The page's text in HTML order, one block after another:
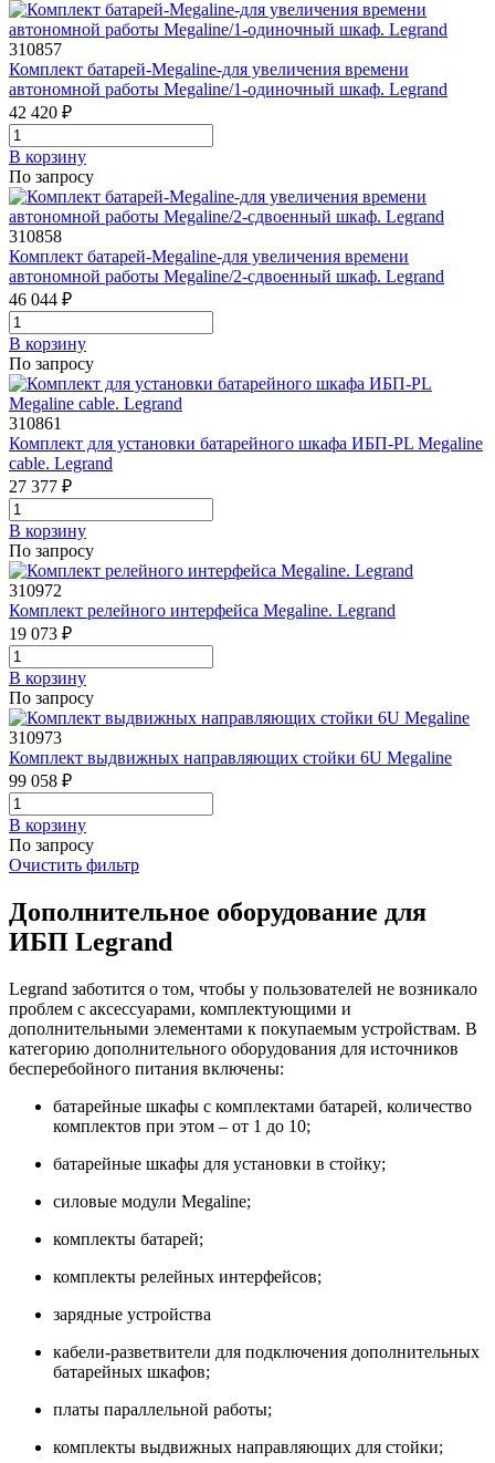
310857
Комплект батарей-Megaline-для увеличения времени
автономной работы Megaline/1-одиночный шкаф. Legrand
42 420 ₽
В корзинy
По запросу
310858
Комплект батарей-Megaline-для увеличения времени
автономной работы Megaline/2-сдвоенный шкаф. Legrand
46 044 ₽
В корзинy
По запросу
310861
Комплект для установки батарейного шкафа ИБП-PL Megaline
cable. Legrand
27 377 ₽
В корзинy
По запросу
310972
Комплект релейного интерфейса Megaline. Legrand
19 073 ₽
В корзинy
По запросу
310973
Комплект выдвижных направляющих стойки 6U Megaline
99 058 ₽
В корзинy
По запросу
Очистить фильтр
Дополнительное оборудование для
ИБП Legrand
Legrand заботится о том, чтобы у пользователей не возникало
проблем с аксессуарами, комплектующими и
дополнительными элементами к покупаемым устройствам. В
категорию дополнительного оборудования для источников
бесперебойного питания включены:
батарейные шкафы с комплектами батарей, количество
комплектов при этом – от 1 до 10;
батарейные шкафы для установки в стойку;
силовые модули Megaline;
комплекты батарей;
комплекты релейных интерфейсов;
зарядные устройства
кабели-разветвители для подключения дополнительных
батарейных шкафов;
платы параллельной работы;
комплекты выдвижных направляющих для стойки;